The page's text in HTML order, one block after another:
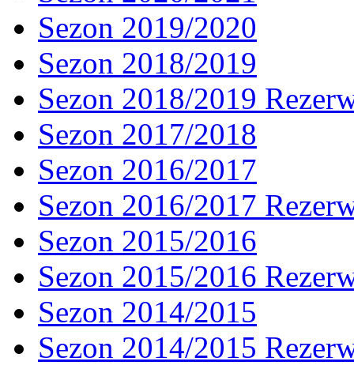
Sezon 2019/2020
Sezon 2018/2019
Sezon 2018/2019
Sezon 2017/2018
Sezon 2016/2017
Sezon 2016/2017
Sezon 2015/2016
Sezon 2015/2016
Sezon 2014/2015
Sezon 2014/2015